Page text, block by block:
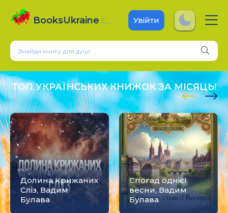
BooksUkraine.com Увійти
ТОП УКРАЇНСЬКИХ КНИЖОК ЗА МІСЯЦЬ!
Долина Крижаних
Сліз, Вадим
Булава
Спогад однієї
весни, Вадим
Булава